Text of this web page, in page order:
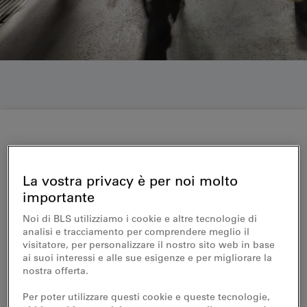
Jahreszahlen 2013 der BLS AG:
Positives Ergebnis dank
erfolgreichem Sparprogramm
Dank grosser Anstrengungen hat die BLS
La vostra privacy è per noi molto
importante
Noi di BLS utilizziamo i cookie e altre tecnologie di
analisi e tracciamento per comprendere meglio il
visitatore, per personalizzare il nostro sito web in base
ai suoi interessi e alle sue esigenze e per migliorare la
nostra offerta.
Per poter utilizzare questi cookie e queste tecnologie,